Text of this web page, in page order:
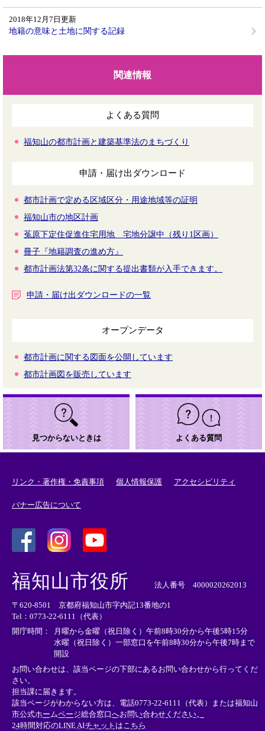
2018年12月7日更新
地籍の意味と土地に関する記録
関連情報
よくある質問
福知山の都市計画と建築基準法のまちづくり
申請・届け出ダウンロード
都市計画で定める区域区分・用途地域等の証明
福知山市の地区計画
菟原下定住促進住宅用地 宅地分譲中（残り1区画）
冊子『地籍調査の進め方』
都市計画法第32条に関する提出書類が入手できます。
申請・届け出ダウンロードの一覧
オープンデータ
都市計画に関する図面を公開しています
都市計画図を販売しています
見つからないときは よくある質問
リンク・著作権・免責事項 個人情報保護 アクセシビリティ
バナー広告について
外
部
リ
ン
ク
＞
外
リ
ン
ク
＞
外
部
ン
ク
＞
福知山市役所 法人番号 4000020262013
〒620-8501 京都府福知山市字内記13番地の1
Tel：0773-22-6111（代表）
開庁時間：
月曜から金曜（祝日除く）午前8時30分から午後5時15分
水曜（祝日除く）一部窓口を午前8時30分から午後7時まで
開設
お問い合わせは、該当ページの下部にあるお問い合わせから行ってくだ
さい。
担当課に届きます。
該当ページがわからない方は、電話0773-22-6111（代表）または福知山
市公式ホームページ総合窓口へお問い合わせください。
24時間対応のLINE AIチャットはこちら